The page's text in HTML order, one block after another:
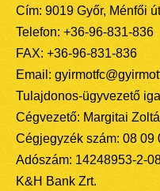
Cím: 9019 Győr, Ménfői
Telefon: +36-96-831-836
FAX: +36-96-831-836
Email:
Tulajdonos-ügyvezető
Cégvezető: Margitai
Cégjegyzék szám: 08 09
Adószám: 14248953-2-
K&H Bank Zrt.